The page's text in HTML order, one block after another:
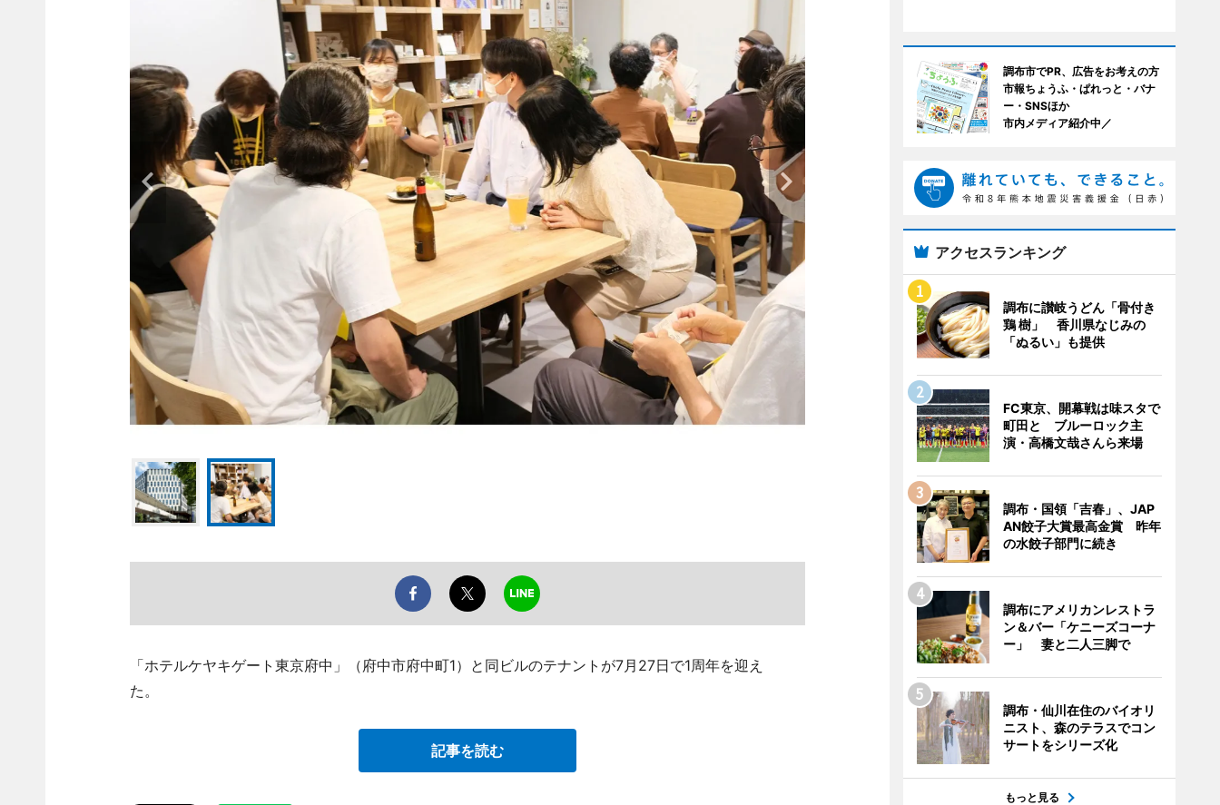
「ホテルケヤキゲート東京府中」（府中市府中町1）と同ビルのテナントが7月27日で1周年を迎え
た。
記事を読む
調布市でPR、広告をお考えの方
市報ちょうふ・ぱれっと・バナ
ー・SNSほか
市内メディア紹介中／
アクセスランキング
調布に讃岐うどん「骨付き
鶏 樹」 香川県なじみの
「ぬるい」も提供
FC東京、開幕戦は味スタで
町田と ブルーロック主
演・高橋文哉さんら来場
調布・国領「吉春」、JAP
AN餃子大賞最高金賞 昨年
の水餃子部門に続き
調布にアメリカンレストラ
ン＆バー「ケニーズコーナ
ー」 妻と二人三脚で
調布・仙川在住のバイオリ
ニスト、森のテラスでコン
サートをシリーズ化
もっと見る